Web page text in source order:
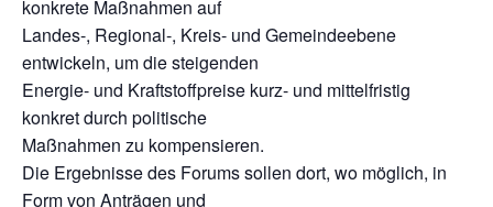
konkrete Maßnahmen auf
Landes-, Regional-, Kreis- und Gemeindeebene
entwickeln, um die steigenden
Energie- und Kraftstoffpreise kurz- und mittelfristig
konkret durch politische
Maßnahmen zu kompensieren.
Die Ergebnisse des Forums sollen dort, wo möglich, in
Form von Anträgen und